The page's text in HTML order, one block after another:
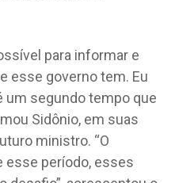
para informar e
esse governo tem. Eu
um segundo tempo que
Sidônio, em suas
ministro. “O
esse período, esses